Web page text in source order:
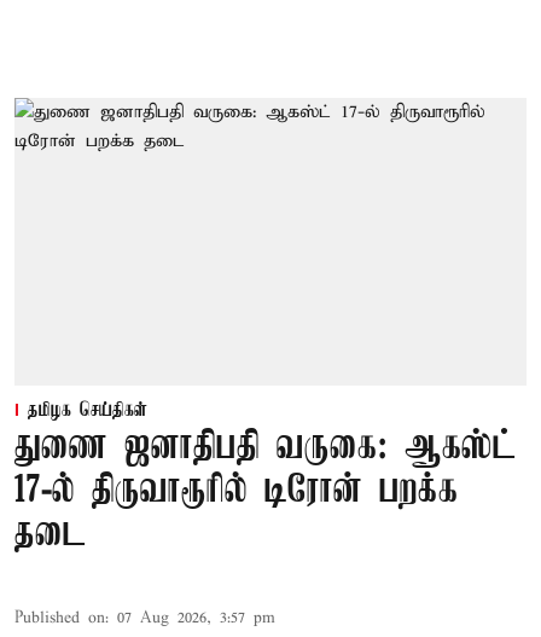
தமிழக செய்திகள்
துணை ஜனாதிபதி வருகை: ஆகஸ்ட்
17-ல் திருவாரூரில் டிரோன் பறக்க
தடை
Published on: 07 Aug 2026, 3:57 pm